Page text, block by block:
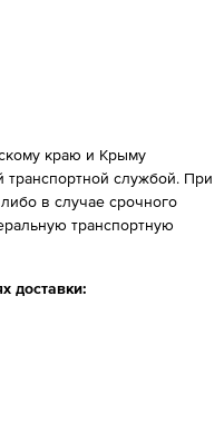
краю и Крыму
транспортной службой. При
в случае срочного
транспортную
доставки: